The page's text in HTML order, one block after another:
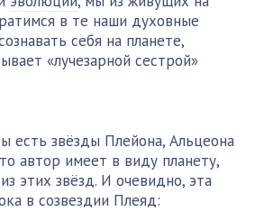
в те наши духовные
себя на планете,
«лучезарной сестрой»
есть звёзды Плейона, Альцеона
автор имеет в виду планету,
этих звёзд. И очевидно, эта
в созвездии Плеяд: